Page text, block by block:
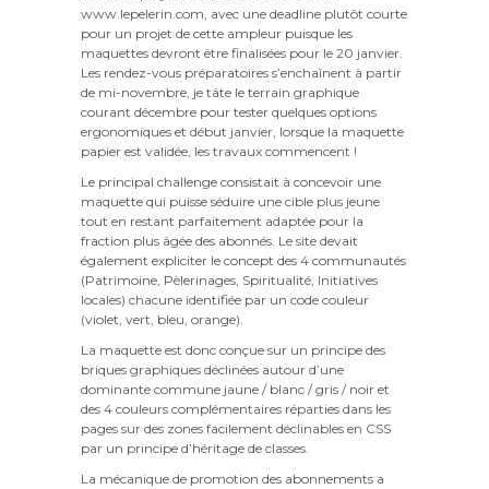
www.lepelerin.com, avec une deadline plutôt courte
pour un projet de cette ampleur puisque les
maquettes devront être finalisées pour le 20 janvier.
Les rendez-vous préparatoires s’enchaînent à partir
de mi-novembre, je tâte le terrain graphique
courant décembre pour tester quelques options
ergonomiques et début janvier, lorsque la maquette
papier est validée, les travaux commencent !
Le principal challenge consistait à concevoir une
maquette qui puisse séduire une cible plus jeune
tout en restant parfaitement adaptée pour la
fraction plus âgée des abonnés. Le site devait
également expliciter le concept des 4 communautés
(Patrimoine, Pèlerinages, Spiritualité, Initiatives
locales) chacune identifiée par un code couleur
(violet, vert, bleu, orange).
La maquette est donc conçue sur un principe des
briques graphiques déclinées autour d’une
dominante commune jaune / blanc / gris / noir et
des 4 couleurs complémentaires réparties dans les
pages sur des zones facilement déclinables en CSS
par un principe d’héritage de classes.
La mécanique de promotion des abonnements a